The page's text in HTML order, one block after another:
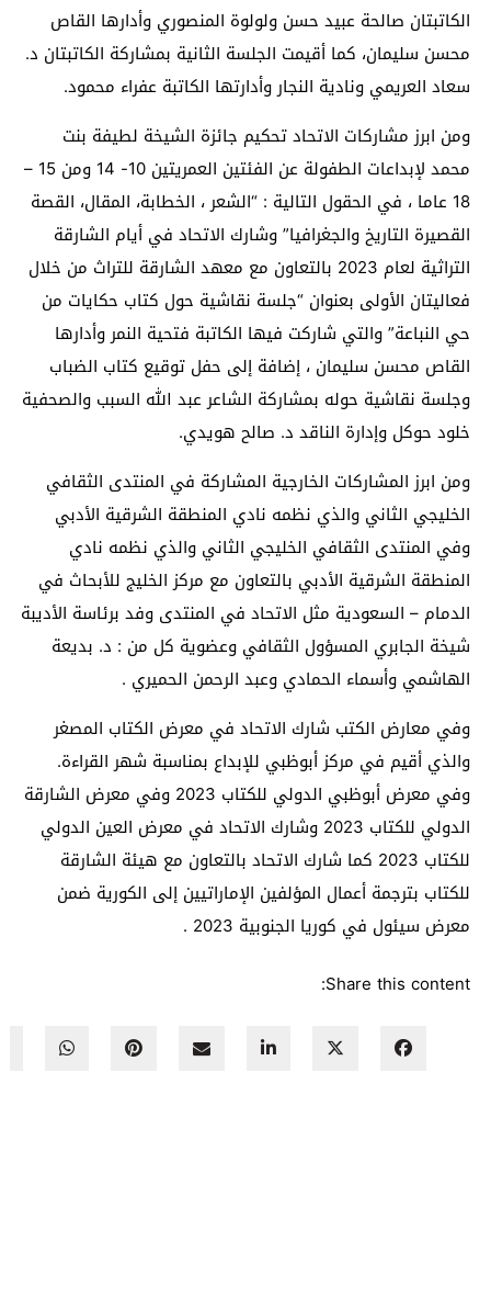
الكاتبتان صالحة عبيد حسن ولولوة المنصوري وأدارها القاص
محسن سليمان، كما أقيمت الجلسة الثانية بمشاركة الكاتبتان د.
سعاد العريمي ونادية النجار وأدارتها الكاتبة عفراء محمود.
ومن ابرز مشاركات الاتحاد تحكيم جائزة الشيخة لطيفة بنت
محمد لإبداعات الطفولة عن الفئتين العمريتين 10- 14 ومن 15 –
18 عاما ، في الحقول التالية : “الشعر ، الخطابة، المقال، القصة
القصيرة التاريخ والجغرافيا” وشارك الاتحاد في أيام الشارقة
التراثية لعام 2023 بالتعاون مع معهد الشارقة للتراث من خلال
فعاليتان الأولى بعنوان “جلسة نقاشية حول كتاب حكايات من
حي النباعة” والتي شاركت فيها الكاتبة فتحية النمر وأدارها
القاص محسن سليمان ، إضافة إلى حفل توقيع كتاب الضباب
وجلسة نقاشية حوله بمشاركة الشاعر عبد الله السبب والصحفية
خلود حوكل وإدارة الناقد د. صالح هويدي.
ومن ابرز المشاركات الخارجية المشاركة في المنتدى الثقافي
الخليجي الثاني والذي نظمه نادي المنطقة الشرقية الأدبي
وفي المنتدى الثقافي الخليجي الثاني والذي نظمه نادي
المنطقة الشرقية الأدبي بالتعاون مع مركز الخليج للأبحاث في
الدمام – السعودية مثل الاتحاد في المنتدى وفد برئاسة الأديبة
شيخة الجابري المسؤول الثقافي وعضوية كل من : د. بديعة
الهاشمي وأسماء الحمادي وعبد الرحمن الحميري .
وفي معارض الكتب شارك الاتحاد في معرض الكتاب المصغر
والذي أقيم في مركز أبوظبي للإبداع بمناسبة شهر القراءة.
وفي معرض أبوظبي الدولي للكتاب 2023 وفي معرض الشارقة
الدولي للكتاب 2023 وشارك الاتحاد في معرض العين الدولي
للكتاب 2023 كما شارك الاتحاد بالتعاون مع هيئة الشارقة
للكتاب بترجمة أعمال المؤلفين الإماراتيين إلى الكورية ضمن
معرض سيئول في كوريا الجنوبية 2023 .
Share this content: